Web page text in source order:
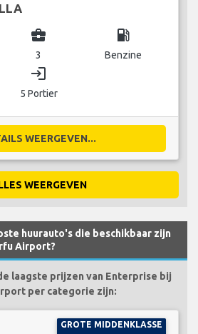
business_center
3
local_gas_station
Benzine
login
5 Portier
WEERGEVEN...
WEERGEVEN
huurauto's die beschikbaar zijn
Airport?
laagste prijzen van Enterprise bij
per categorie zijn:
GROTE MIDDENKLASSE